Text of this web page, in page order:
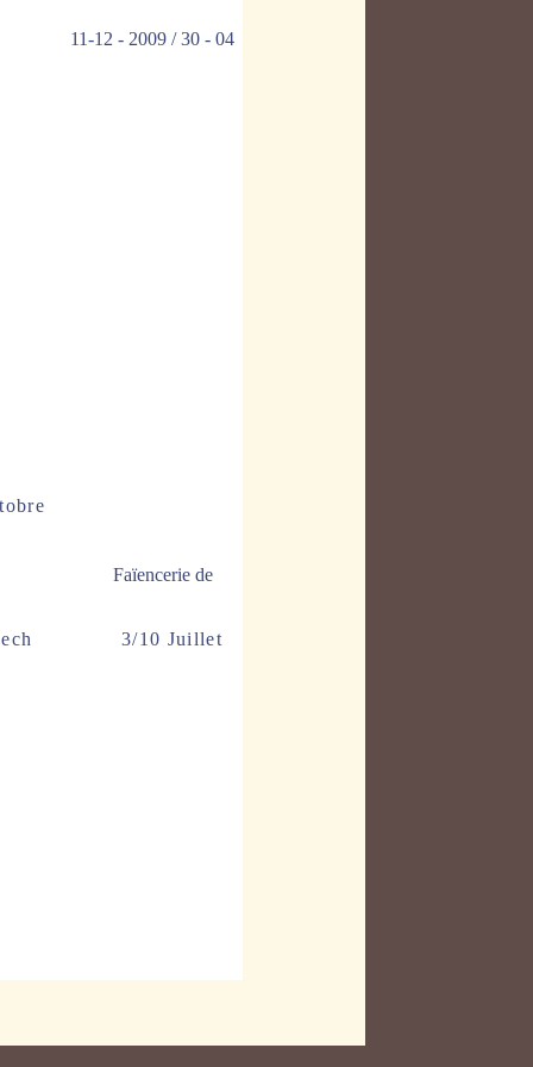
11-12 - 2009 / 30 - 04
Faïencerie de
3/10 Juillet